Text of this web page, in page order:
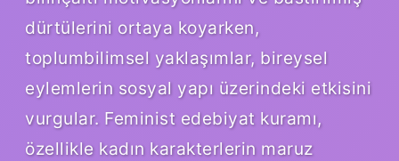
dürtülerini ortaya koyarken,
toplumbilimsel yaklaşımlar, bireysel
eylemlerin sosyal yapı üzerindeki etkisini
vurgular. Feminist edebiyat kuramı,
özellikle kadın karakterlerin maruz